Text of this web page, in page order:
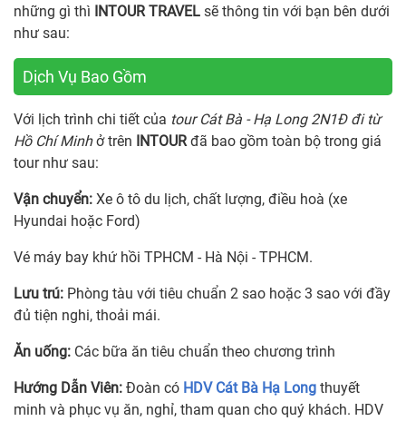
những gì thì INTOUR TRAVEL sẽ thông tin với bạn bên dưới
như sau:
Dịch Vụ Bao Gồm
Với lịch trình chi tiết của tour Cát Bà - Hạ Long 2N1Đ đi từ
Hồ Chí Minhở trên INTOURđã bao gồm toàn bộ trong giá
tour như sau:
Vận chuyển: Xe ô tô du lịch, chất lượng, điều hoà (xe
Hyundai hoặc Ford)
Vé máy bay khứ hồi TPHCM - Hà Nội - TPHCM.
Lưu trú: Phòng tàu với tiêu chuẩn 2 sao hoặc 3 sao với đầy
đủ tiện nghi, thoải mái.
Ăn uống: Các bữa ăn tiêu chuẩn theo chương trình
Hướng Dẫn Viên: Đoàn có HDV Cát Bà Hạ Long thuyết
minh và phục vụ ăn, nghỉ, tham quan cho quý khách. HDV